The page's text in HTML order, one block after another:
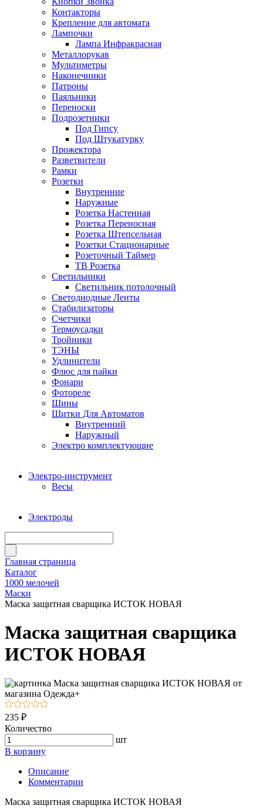
Контакторы
Крепление для автомата
Лампочки
Лампа Инфракрасная
Металлорукав
Мультиметры
Наконечники
Патроны
Паяльники
Переноски
Подрозетники
Под Гипсу
Под Штукатурку
Прожектора
Разветвители
Рамки
Розетки
Внутренние
Наружные
Розетка Настенная
Розетка Переносная
Розетка Штепсельная
Розетки Стационарные
Розеточный Таймер
ТВ Розетка
Светильники
Светильник потолочный
Светодиодные Ленты
Стабилизаторы
Счетчики
Термоусадки
Тройники
ТЭНЫ
Удлинители
Флюс для пайки
Фонари
Фотореле
Шины
Щитки Для Автоматов
Внутренний
Наружный
Электро комплектующие
Электро-инструмент
Весы
Электроды
Главная страница
Каталог
1000 мелочей
Маски
Маска защитная сварщика ИСТОК НОВАЯ
Маска защитная сварщика
ИСТОК НОВАЯ
235 ₽
Количество
шт
В корзину
Описание
Комментарии
Маска защитная сварщика ИСТОК НОВАЯ